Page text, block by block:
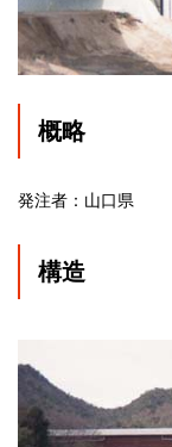
概略
発注者：山口県
構造